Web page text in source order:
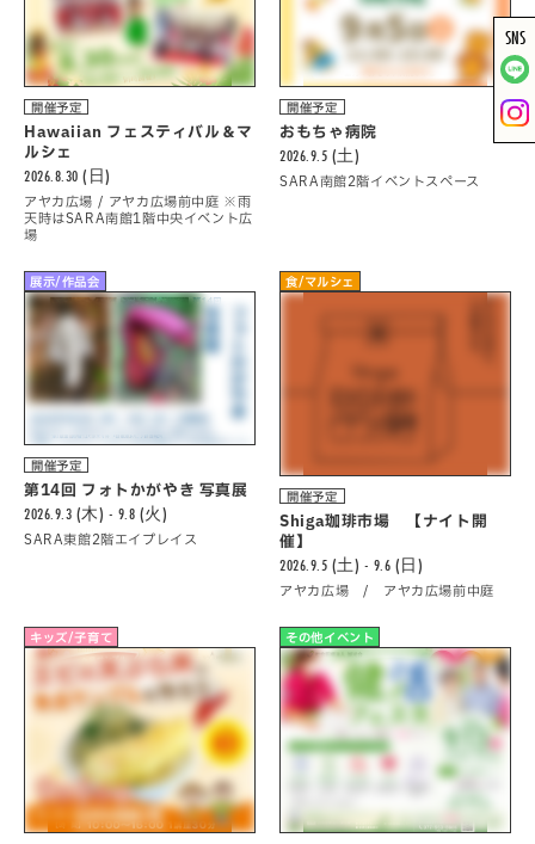
開催予定
Hawaiian フェスティバル＆マ
ルシェ
2026.8.30 (日)
アヤカ広場 / アヤカ広場前中庭 ※雨
天時はSARA南館1階中央イベント広
場
開催予定
おもちゃ病院
2026.9.5 (土)
SARA南館2階イベントスペース
展示/作品会
開催予定
第14回 フォトかがやき 写真展
2026.9.3 (木) - 9.8 (火)
SARA東館2階エイプレイス
食/マルシェ
開催予定
Shiga珈琲市場 【ナイト開
催】
2026.9.5 (土) - 9.6 (日)
アヤカ広場 / アヤカ広場前中庭
キッズ/子育て その他イベント
SNS